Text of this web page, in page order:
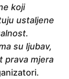
koji
ustaljene
su ljubav,
prava mjera